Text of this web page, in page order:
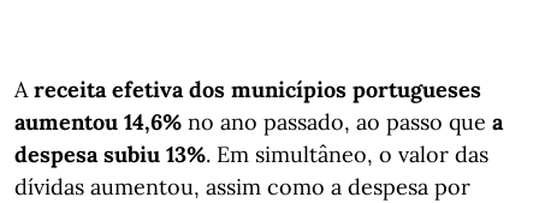
A receita efetiva dos municípios portugueses
aumentou 14,6% no ano passado, ao passo que a
despesa subiu 13%. Em simultâneo, o valor das
dívidas aumentou, assim como a despesa por